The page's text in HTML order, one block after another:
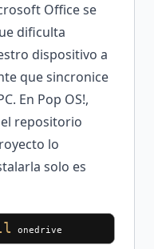
Office se
dificulta
dispositivo a
que sincronice
En Pop OS!,
repositorio
lo
solo es
onedrive